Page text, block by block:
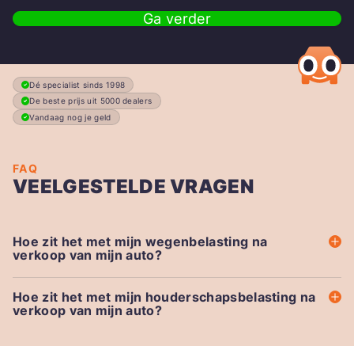
Ga verder
Dé specialist sinds 1998
De beste prijs uit 5000 dealers
Vandaag nog je geld
FAQ
VEELGESTELDE VRAGEN
Hoe zit het met mijn wegenbelasting na
verkoop van mijn auto?
Hoe zit het met mijn houderschapsbelasting na
verkoop van mijn auto?